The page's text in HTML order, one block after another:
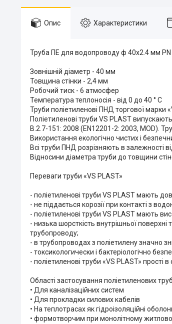
Опис Характеристики
Труба ПЕ для водопроводу ф 40x2.4 мм PN
Зовнішній діаметр - 40 мм
Товщина стінки - 2,4 мм
Робочий тиск - 6 атмосфер
Температура теплоносія - від 0 до 40 ° C
Труби поліетиленові ПНД торгової марки
Поліетиленові труби VS PLAST
В.2.7-151: 2008 (EN12201-2: 2003, MOD).
Використання екологічно чистих і
Всі труби ПНД розрізняють в залежності
Відносини діаметра труби до товщини
Переваги труби «VS PLAST»
- поліетиленові труби VS PLAST мають
- не піддається корозії при контакті з
- поліетиленові труби VS PLAST мають
- низька шорсткість внутрішньої
трубопроводу;
- в трубопроводах з поліетилену значно
- токсикологически і бактеріологічно
- поліетиленові труби «VS PLAST» прості
Області застосування поліетиленових
• Для каналізаційних систем
• Для прокладки силових кабелів
• На теплотрасах як гідроізоляційні
• формотворчим при монолітному